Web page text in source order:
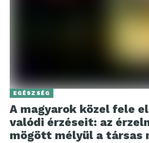
EGÉSZSÉG
A magyarok közel fele
valódi érzéseit: az
mögött mélyül a társas